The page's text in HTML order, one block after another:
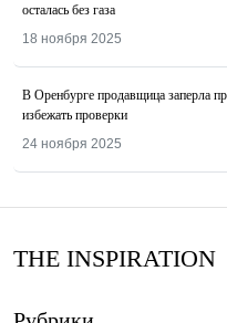
осталась без газа
18 ноября 2025
В Оренбурге продавщица заперла
избежать проверки
24 ноября 2025
THE INSPIRATION